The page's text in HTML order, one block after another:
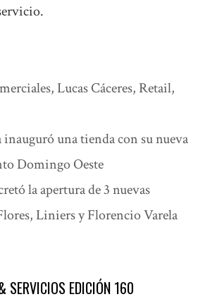
,Lucas Cáceres, Retail,
inauguró una tienda con su nueva
Domingo Oeste
la apertura de 3 nuevas
Liniers y Florencio Varela
SERVICIOS EDICIÓN 160